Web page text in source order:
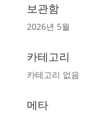
보관함
2026년 5월
카테고리
카테고리 없음
메타